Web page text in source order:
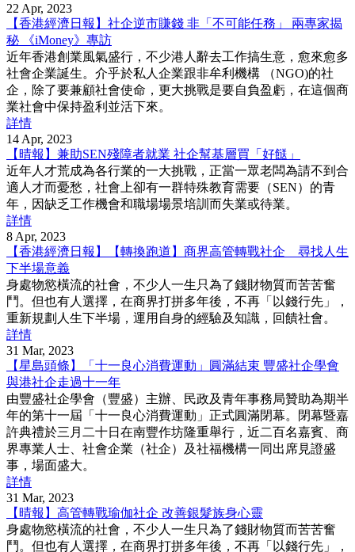
22 Apr, 2023
【香港經濟日報】社企逆市賺錢 非「不可能任務」 兩專家揭
秘 《iMoney》專訪
近年香港創業風氣盛行，不少港人辭去工作搞生意，愈來愈多
社會企業誕生。介乎於私人企業跟非牟利機構 （NGO)的社
企，除了要兼顧社會使命，更大挑戰是要自負盈虧，在這個商
業社會中保持盈利並活下來。
詳情
14 Apr, 2023
【晴報】兼助SEN殘障者就業 社企幫基層買「好餸」
近年人才荒成為各行業的一大挑戰，正當一眾老闆為請不到合
適人才而憂愁，社會上卻有一群特殊教育需要（SEN）的青
年，因缺乏工作機會和職場場景培訓而失業或待業。
詳情
8 Apr, 2023
【香港經濟日報】【轉換跑道】商界高管轉戰社企 尋找人生
下半場意義
身處物慾橫流的社會，不少人一生只為了錢財物質而苦苦奮
鬥。但也有人選擇，在商界打拼多年後，不再「以錢行先」，
重新規劃人生下半場，運用自身的經驗及知識，回饋社會。
詳情
31 Mar, 2023
【星島頭條】「十一良心消費運動」圓滿結束 豐盛社企學會
與港社企走過十一年
由豐盛社企學會（豐盛）主辦、民政及青年事務局贊助為期半
年的第十一屆「十一良心消費運動」正式圓滿閉幕。閉幕暨嘉
許典禮於三月二十日在南豐作坊隆重舉行，近二百名嘉賓、商
界專業人士、社會企業（社企）及社福機構一同出席見證盛
事，場面盛大。
詳情
31 Mar, 2023
【晴報】高管轉戰瑜伽社企 改善銀髮族身心靈
身處物慾橫流的社會，不少人一生只為了錢財物質而苦苦奮
鬥。但也有人選擇，在商界打拼多年後，不再「以錢行先」，